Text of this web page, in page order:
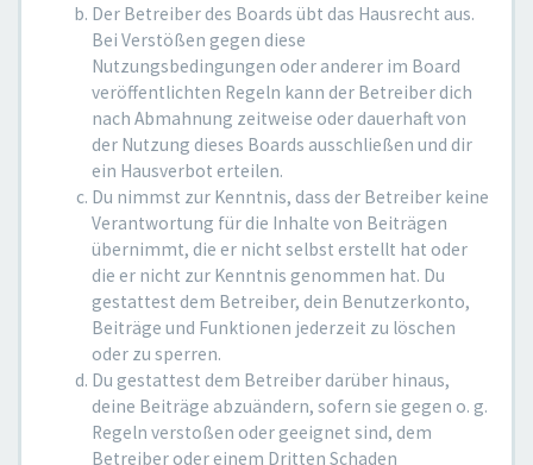
Der Betreiber des Boards übt das Hausrecht aus.
Bei Verstößen gegen diese
Nutzungsbedingungen oder anderer im Board
veröffentlichten Regeln kann der Betreiber dich
nach Abmahnung zeitweise oder dauerhaft von
der Nutzung dieses Boards ausschließen und dir
ein Hausverbot erteilen.
Du nimmst zur Kenntnis, dass der Betreiber keine
Verantwortung für die Inhalte von Beiträgen
übernimmt, die er nicht selbst erstellt hat oder
die er nicht zur Kenntnis genommen hat. Du
gestattest dem Betreiber, dein Benutzerkonto,
Beiträge und Funktionen jederzeit zu löschen
oder zu sperren.
Du gestattest dem Betreiber darüber hinaus,
deine Beiträge abzuändern, sofern sie gegen o. g.
Regeln verstoßen oder geeignet sind, dem
Betreiber oder einem Dritten Schaden